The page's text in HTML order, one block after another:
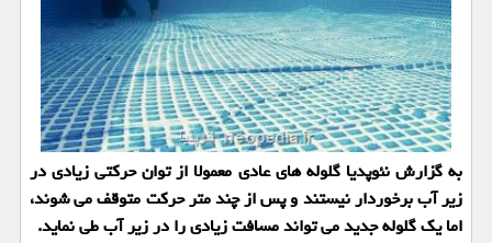
به گزارش نئوپدیا گلوله های عادی معمولا از توان حركتی زیادی در
زیر آب برخوردار نیستند و پس از چند متر حركت متوقف می شوند،
اما یك گلوله جدید می تواند مسافت زیادی را در زیر آب طی نماید.